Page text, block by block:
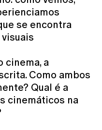
se encontra
cinema, a
Como ambos
Qual é a
cinemáticos na